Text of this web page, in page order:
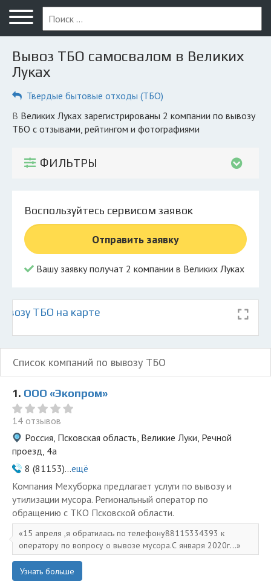
Меню
Главная
Вопрос юристу
Компании
Экоблог
© 2026 Все права защищены
Вывоз ТБО самосвалом в Великих
Луках
Твердые бытовые отходы (ТБО)
в Великих Луках зарегистрированы 2 компании по вывозу
ТБО с отзывами, рейтингом и фотографиями
ФИЛЬТРЫ
Воспользуйтесь сервисом заявок
Отправить заявку
Вашу заявку получат 2 компании в Великих Луках
ТБО на карте
Список компаний по вывозу ТБО
1. ООО «Экопром»
14 отзывов
Россия, Псковская область, Великие Луки, Речной
проезд, 4а
8 (81153)...ещё
Компания Мехуборка предлагает услуги по вывозу и
утилизации мусора. Региональный оператор по
обращению с ТКО Псковской области.
15 апреля ,я обратилась по телефону88115334393 к
оператору по вопросу о вывозе мусора.С января 2020г...
Узнать больше